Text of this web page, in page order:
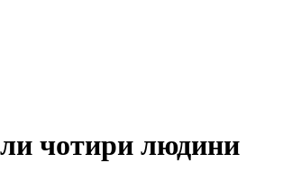
чотири людини